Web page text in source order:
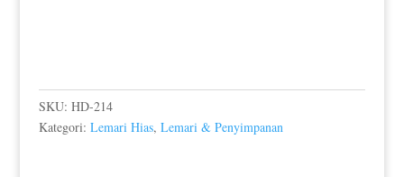
SKU: HD-214
Kategori: Lemari Hias, Lemari & Penyimpanan